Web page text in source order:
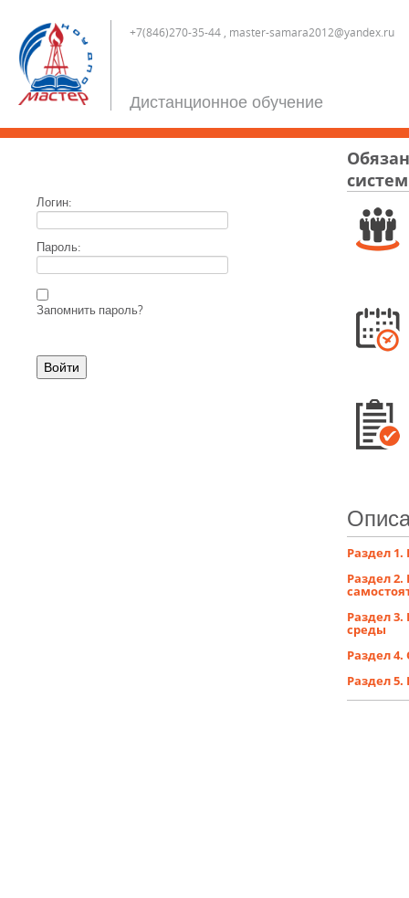
+7(846)270-35-44 , master-samara2012@yandex.ru
Дистанционное обучение
Логин:
Пароль:
Запомнить пароль?
Раздел
Раздел
Раздел
среды
Раздел
Раздел